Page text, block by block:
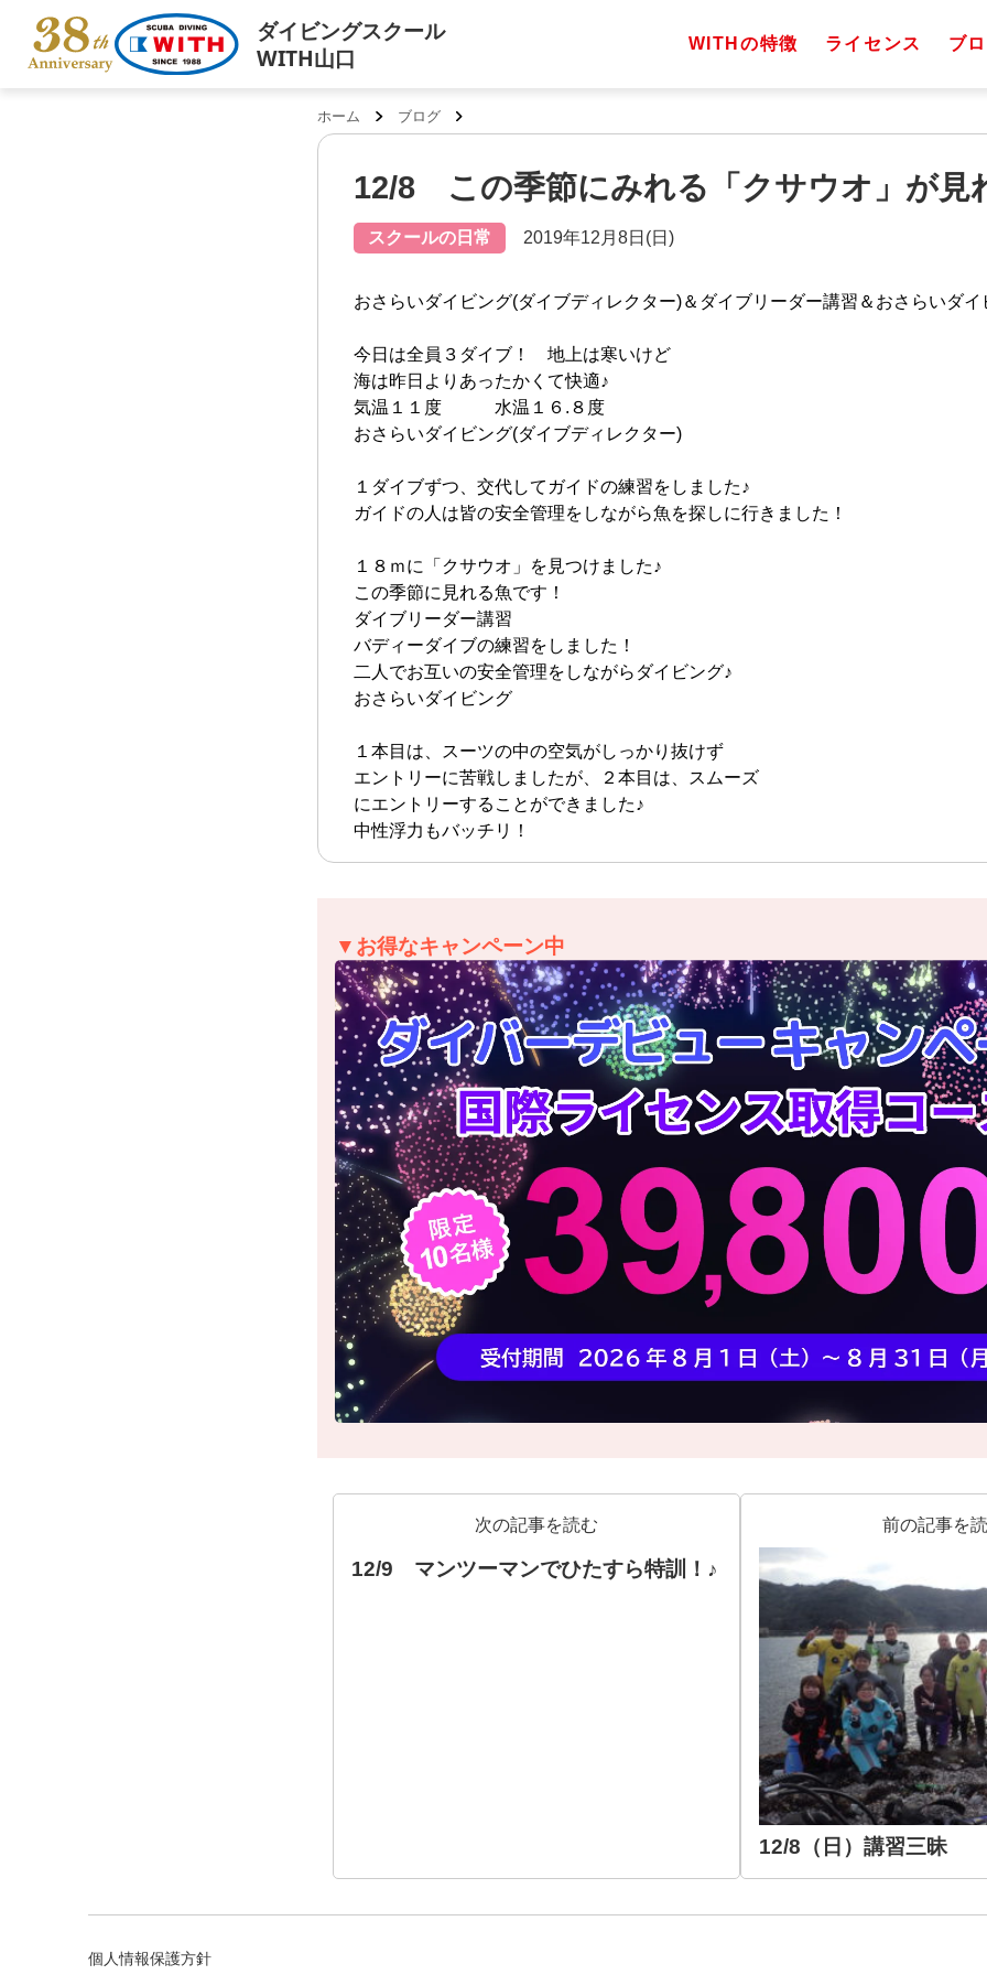
ダイビングスクール
WITH山口
WITHの特徴 ライセンス ブ
ホーム ブログ
12/8 この季節にみれる「クサウオ」が見
スクールの日常 2019年12月8日(日)
おさらいダイビング(ダイブディレクター)＆ダイブリーダー講習＆おさらいダイ
今日は全員３ダイブ！ 地上は寒いけど
海は昨日よりあったかくて快適♪
気温１１度 水温１６.８度
おさらいダイビング(ダイブディレクター)
１ダイブずつ、交代してガイドの練習をしました♪
ガイドの人は皆の安全管理をしながら魚を探しに行きました！
１８ｍに「クサウオ」を見つけました♪
この季節に見れる魚です！
ダイブリーダー講習
バディーダイブの練習をしました！
二人でお互いの安全管理をしながらダイビング♪
おさらいダイビング
１本目は、スーツの中の空気がしっかり抜けず
エントリーに苦戦しましたが、２本目は、スムーズ
にエントリーすることができました♪
中性浮力もバッチリ！
▼お得なキャンペーン中
次の記事を読む
12/9 マンツーマンでひたすら特訓！♪
前の記事を
12/8（日）講習三昧
個人情報保護方針